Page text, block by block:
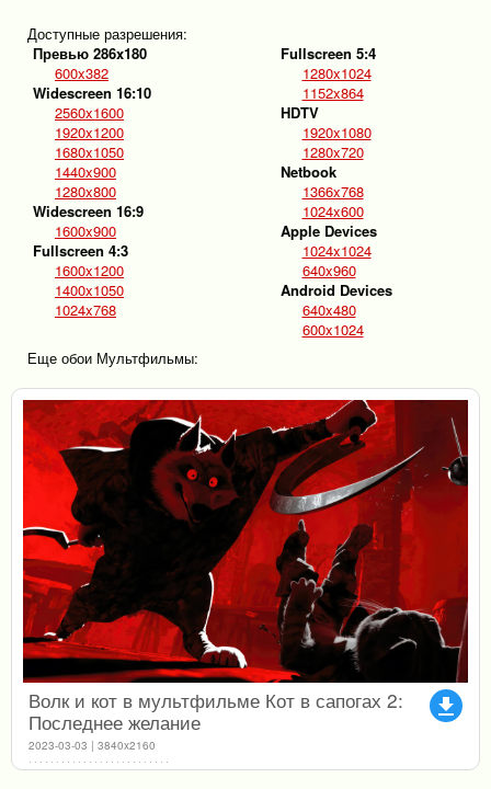
Доступные разрешения:
Превью 286x180
600x382
Widescreen 16:10
2560x1600
1920x1200
1680x1050
1440x900
1280x800
Widescreen 16:9
1600x900
Fullscreen 4:3
1600x1200
1400x1050
1024x768
Fullscreen 5:4
1280x1024
1152x864
HDTV
1920x1080
1280x720
Netbook
1366x768
1024x600
Apple Devices
1024x1024
640x960
Android Devices
640x480
600x1024
Еще обои Мультфильмы:
file_download
Волк и кот в мультфильме Кот в сапогах 2:
Последнее желание
2023-03-03 | 3840x2160